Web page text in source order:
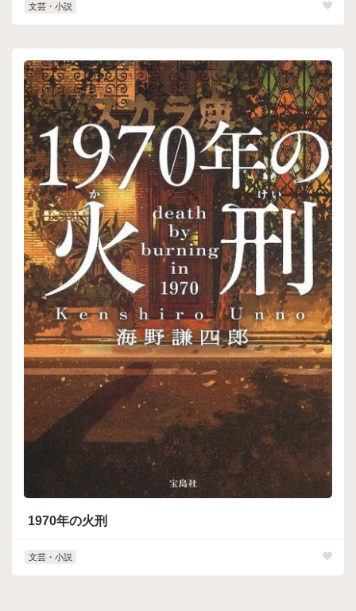
文芸・小説
1970年の火刑
文芸・小説